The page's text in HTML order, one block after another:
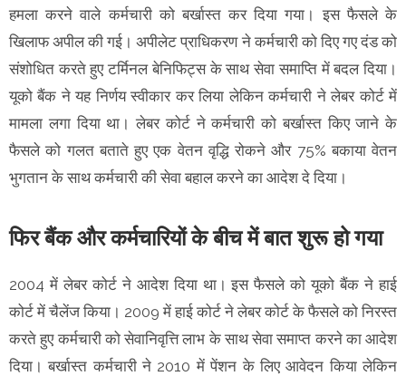
हमला करने वाले कर्मचारी को बर्खास्त कर दिया गया। इस फैसले के
खिलाफ अपील की गई। अपीलेट प्राधिकरण ने कर्मचारी को दिए गए दंड को
संशोधित करते हुए टर्मिनल बेनिफिट्स के साथ सेवा समाप्ति में बदल दिया।
यूको बैंक ने यह निर्णय स्वीकार कर लिया लेकिन कर्मचारी ने लेबर कोर्ट में
मामला लगा दिया था। लेबर कोर्ट ने कर्मचारी को बर्खास्त किए जाने के
फैसले को गलत बताते हुए एक वेतन वृद्धि रोकने और 75% बकाया वेतन
भुगतान के साथ कर्मचारी की सेवा बहाल करने का आदेश दे दिया।
फिर बैंक और कर्मचारियों के बीच में बात शुरू हो गया
2004 में लेबर कोर्ट ने आदेश दिया था। इस फैसले को यूको बैंक ने हाई
कोर्ट में चैलेंज किया। 2009 में हाई कोर्ट ने लेबर कोर्ट के फैसले को निरस्त
करते हुए कर्मचारी को सेवानिवृत्ति लाभ के साथ सेवा समाप्त करने का आदेश
दिया। बर्खास्त कर्मचारी ने 2010 में पेंशन के लिए आवेदन किया लेकिन